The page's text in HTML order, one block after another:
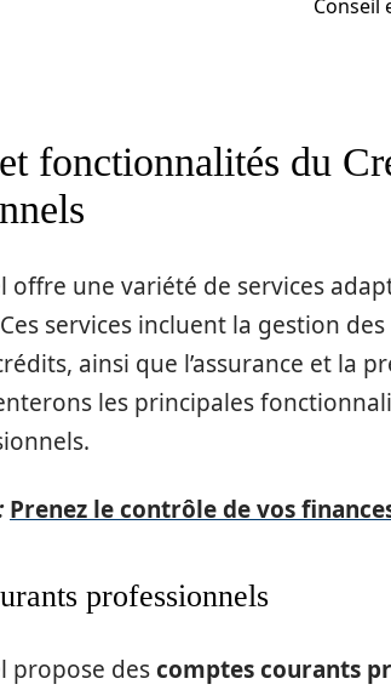
Conseil
fonctionnalités du
offre une variété de services
services incluent la gestion
ainsi que l’assurance et la
les principales
Prenez le contrôle de vos
professionnels
propose descomptes courants